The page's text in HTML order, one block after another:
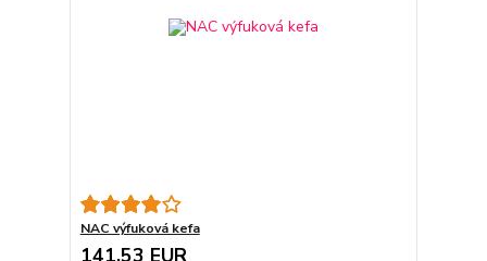
NAC výfuková kefa